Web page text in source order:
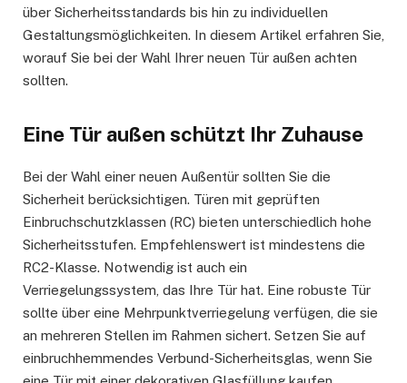
über Sicherheitsstandards bis hin zu individuellen
Gestaltungsmöglichkeiten. In diesem Artikel erfahren Sie,
worauf Sie bei der Wahl Ihrer neuen Tür außen achten
sollten.
Eine Tür außen schützt Ihr Zuhause
Bei der Wahl einer neuen Außentür sollten Sie die
Sicherheit berücksichtigen. Türen mit geprüften
Einbruchschutzklassen (RC) bieten unterschiedlich hohe
Sicherheitsstufen. Empfehlenswert ist mindestens die
RC2-Klasse. Notwendig ist auch ein
Verriegelungssystem, das Ihre Tür hat. Eine robuste Tür
sollte über eine Mehrpunktverriegelung verfügen, die sie
an mehreren Stellen im Rahmen sichert. Setzen Sie auf
einbruchhemmendes Verbund-Sicherheitsglas, wenn Sie